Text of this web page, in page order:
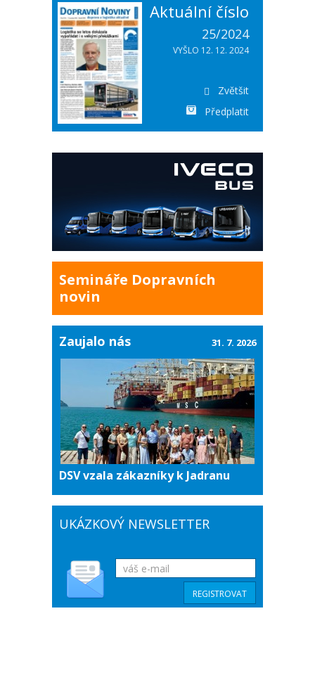
Aktuální číslo
25/2024
VYŠLO 12. 12. 2024
Zvětšit
Předplatit
Semináře Dopravních
novin
Zaujalo nás
DSV vzala zákazníky k Jadranu
31. 7. 2026
UKÁZKOVÝ NEWSLETTER